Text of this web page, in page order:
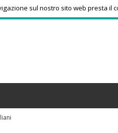
consumi triplicati dal 2016
sul nostro sito web presta il